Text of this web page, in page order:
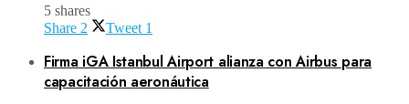
5 shares
Share 2 Tweet 1
Firma iGA Istanbul Airport alianza con Airbus para
capacitación aeronáutica